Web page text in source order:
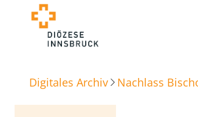
Digitales Archiv Nachlass